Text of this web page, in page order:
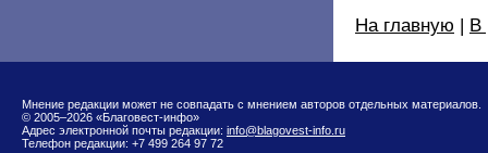
На главную | В
Мнение редакции может не совпадать с мнением авторов отдельных материалов.
© 2005–2026 «Благовест-инфо»
Адрес электронной почты редакции: info@blagovest-info.ru
Телефон редакции: +7 499 264 97 72